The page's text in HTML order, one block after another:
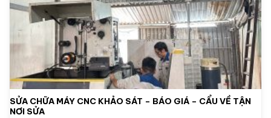
SỬA CHỮA MÁY CNC KHẢO SÁT – BÁO GIÁ – CẨU VỀ TẬN
NƠI SỬA